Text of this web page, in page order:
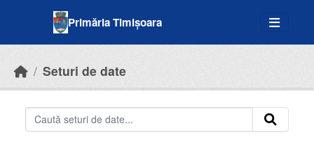
Primăria Timișoara
Seturi de date